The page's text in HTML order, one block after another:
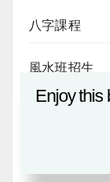
八字課程
風水班招生
日月合朔
Enjoy this